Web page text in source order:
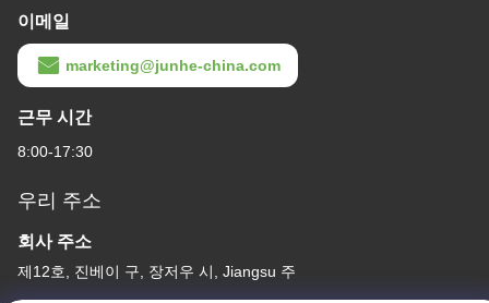
이메일
marketing@junhe-china.com
근무 시간
8:00-17:30
우리 주소
회사 주소
제12호, 진베이 구, 장저우 시, Jiangsu 주